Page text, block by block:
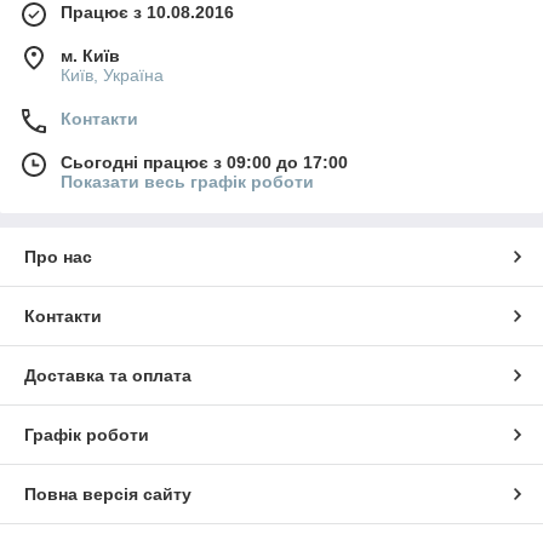
Працює з 10.08.2016
м. Київ
Київ, Україна
Контакти
Сьогодні працює з 09:00 до 17:00
Показати весь графік роботи
Про нас
Контакти
Доставка та оплата
Графік роботи
Повна версія сайту